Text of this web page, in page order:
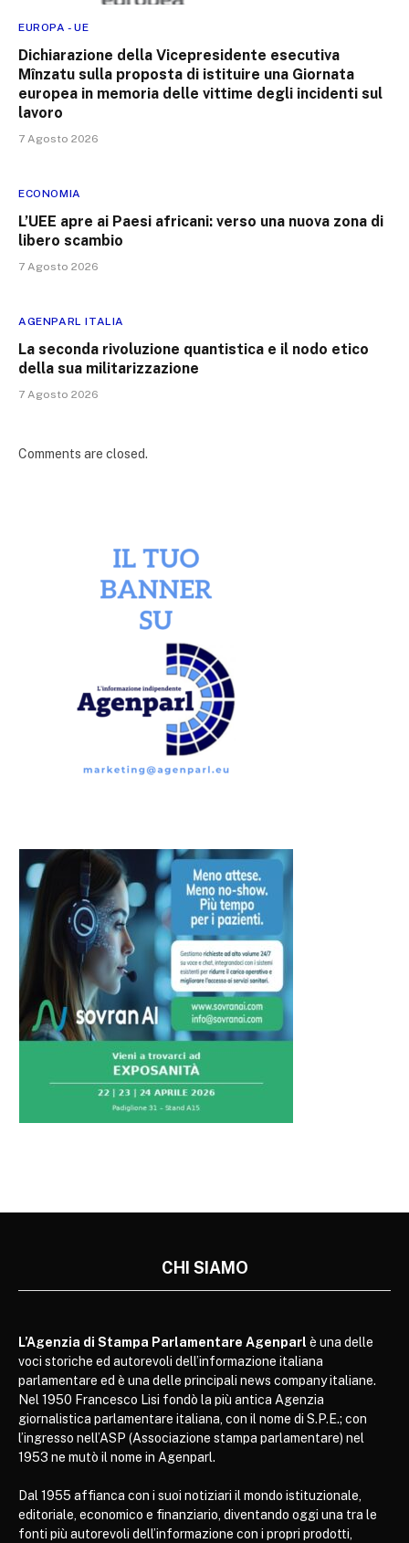
EUROPA - UE
Dichiarazione della Vicepresidente esecutiva
Mînzatu sulla proposta di istituire una Giornata
europea in memoria delle vittime degli incidenti sul
lavoro
7 Agosto 2026
ECONOMIA
L’UEE apre ai Paesi africani: verso una nuova zona di
libero scambio
7 Agosto 2026
AGENPARL ITALIA
La seconda rivoluzione quantistica e il nodo etico
della sua militarizzazione
7 Agosto 2026
Comments are closed.
CHI SIAMO
L’Agenzia di Stampa Parlamentare Agenparl è una delle
voci storiche ed autorevoli dell’informazione italiana
parlamentare ed è una delle principali news company italiane.
Nel 1950 Francesco Lisi fondò la più antica Agenzia
giornalistica parlamentare italiana, con il nome di S.P.E.; con
l’ingresso nell’ASP (Associazione stampa parlamentare) nel
1953 ne mutò il nome in Agenparl.
Dal 1955 affianca con i suoi notiziari il mondo istituzionale,
editoriale, economico e finanziario, diventando oggi una tra le
fonti più autorevoli dell’informazione con i propri prodotti,